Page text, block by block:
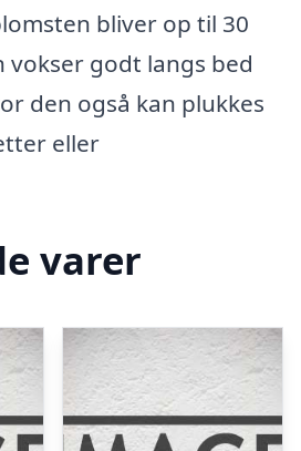
bliver op til 30
vokser godt langs bed
den også kan plukkes
eller
varer